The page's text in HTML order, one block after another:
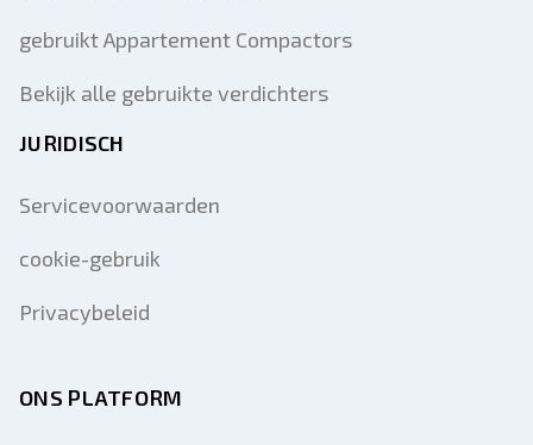
gebruikt Appartement Compactors
Bekijk alle gebruikte verdichters
JURIDISCH
Servicevoorwaarden
cookie-gebruik
Privacybeleid
ONS PLATFORM